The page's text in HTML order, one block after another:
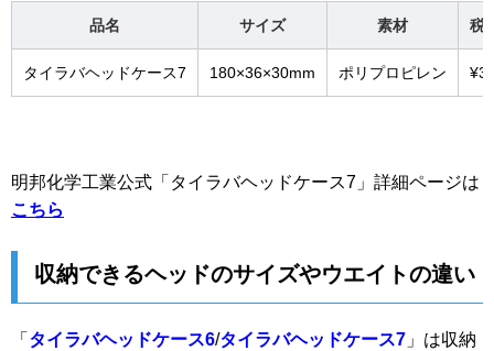
品名 サイズ 素材 税
タイラバヘッドケース7 180×36×30mm ポリプロピレン
明邦化学工業公式「タイラバヘッドケース7」詳細ページは
こちら
収納できるヘッドのサイズやウエイトの違い
「 タイラバヘッドケース6/タイラバヘッドケース7 」は収納